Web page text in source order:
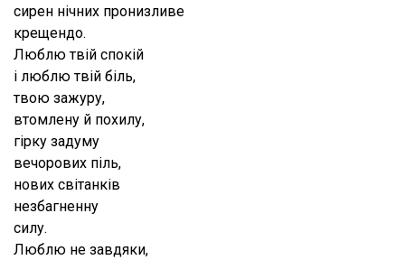
сирен нічних пронизливе
крещендо.
Люблю твій спокій
і люблю твій біль,
твою зажуру,
втомлену й похилу,
гірку задуму
вечорових піль,
нових світанків
незбагненну
силу.
Люблю не завдяки,